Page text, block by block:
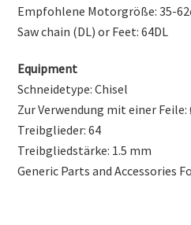
Empfohlene Motorgröße: 35-
Saw chain (DL) or Feet: 64DL
Equipment
Schneidetype: Chisel
Zur Verwendung mit einer Feile:
Treibglieder: 64
Treibgliedstärke: 1.5 mm
Generic Parts and Accessories